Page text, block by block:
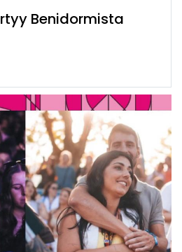
Benidormista